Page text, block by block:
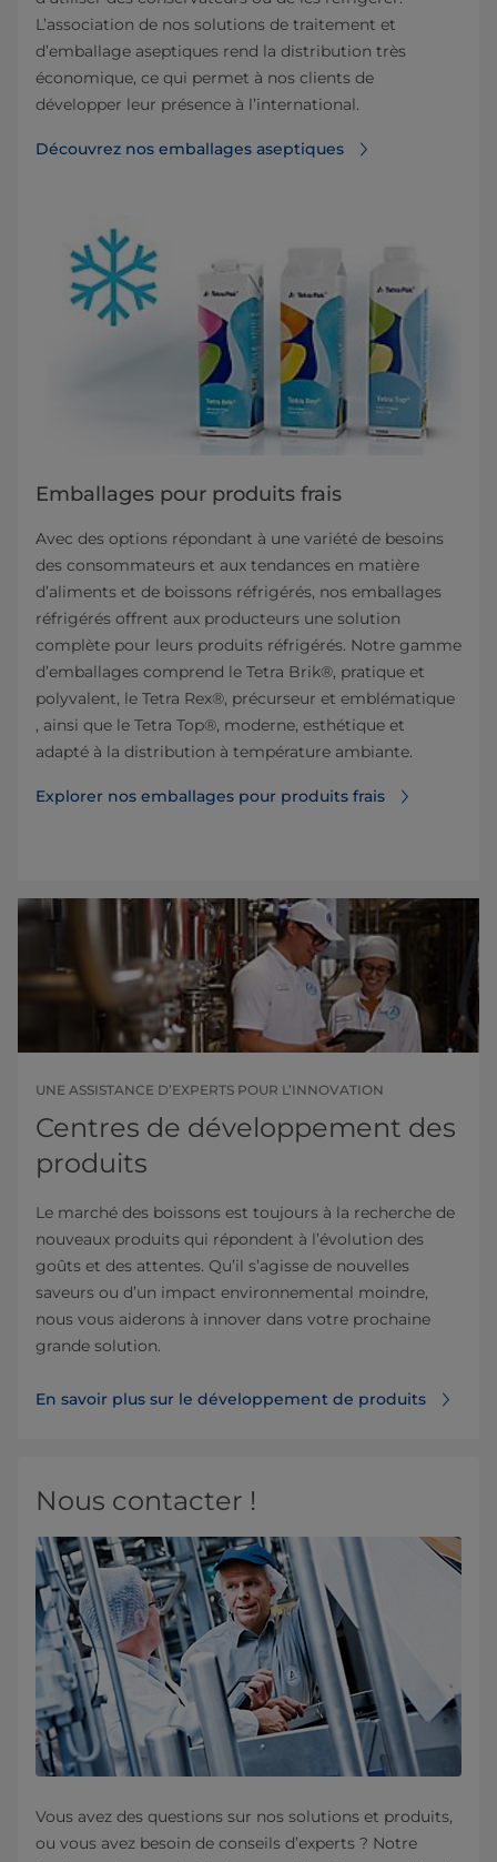
L’association de nos solutions de traitement et
d’emballage aseptiques rend la distribution très
économique, ce qui permet à nos clients de
développer leur présence à l’international.
Découvrez nos emballages aseptiques
Emballages pour produits frais
Avec des options répondant à une variété de besoins
des consommateurs et aux tendances en matière
d’aliments et de boissons réfrigérés, nos emballages
réfrigérés offrent aux producteurs une solution
complète pour leurs produits réfrigérés. Notre gamme
d’emballages comprend le Tetra Brik®, pratique et
polyvalent, le Tetra Rex®, précurseur et emblématique
, ainsi que le Tetra Top®, moderne, esthétique et
adapté à la distribution à température ambiante.
Explorer nos emballages pour produits frais
UNE ASSISTANCE D’EXPERTS POUR L’INNOVATION
Centres de développement des
produits
Le marché des boissons est toujours à la recherche de
nouveaux produits qui répondent à l’évolution des
goûts et des attentes. Qu’il s’agisse de nouvelles
saveurs ou d’un impact environnemental moindre,
nous vous aiderons à innover dans votre prochaine
grande solution.
En savoir plus sur le développement de produits
Nous contacter !
Vous avez des questions sur nos solutions et produits,
ou vous avez besoin de conseils d’experts ? Notre